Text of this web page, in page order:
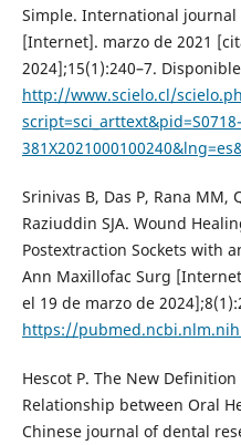
Simple. International
[Internet]. marzo de 2021
2024];15(1):240–7.
http://www.scielo.cl/
script=sci_arttext&pid=S0718-
Srinivas B, Das P, Rana MM,
Raziuddin SJA. Wound
Postextraction Sockets with
Ann Maxillofac Surg
el 19 de marzo de
https://
Hescot P. The New
Relationship between Oral
Chinese journal of dental